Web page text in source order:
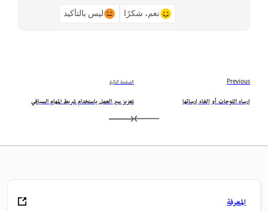
نعم، شكرًا ليس بالتأكيد
Previous
إرساء اللوحات أو إلغاء إرسائها
الصفحة التالية
تعزيز سير العمل باستخدام شريط المهام السياقي
المعرفة